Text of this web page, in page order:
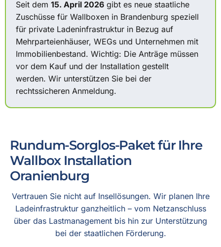
Seit dem 15. April 2026 gibt es neue staatliche
Zuschüsse für Wallboxen in Brandenburg speziell
für private Ladeninfrastruktur in Bezug auf
Mehrparteienhäuser, WEGs und Unternehmen mit
Immobilienbestand. Wichtig: Die Anträge müssen
vor dem Kauf und der Installation gestellt
werden. Wir unterstützen Sie bei der
rechtssicheren Anmeldung.
Rundum-Sorglos-Paket für Ihre
Wallbox Installation
Oranienburg
Vertrauen Sie nicht auf Insellösungen. Wir planen Ihre
Ladeinfrastruktur ganzheitlich – vom Netzanschluss
über das Lastmanagement bis hin zur Unterstützung
bei der staatlichen Förderung.